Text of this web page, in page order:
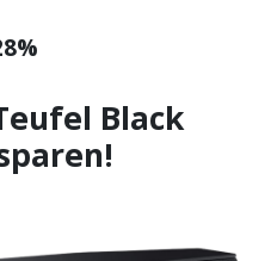
Black